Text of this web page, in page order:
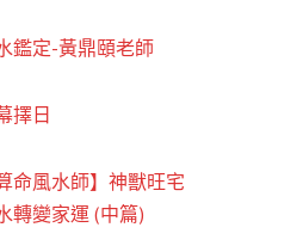
鑑定-黃鼎頤老師
擇日
命風水師】神獸旺宅
轉變家運 (中篇)